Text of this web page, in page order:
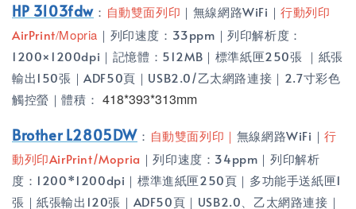
HP 3103fdw ： 自動雙面列印 ｜無線網路WiFi｜行動列印
AirPrint/Mopria ｜列印速度：33ppm｜列印解析度：
1200×1200dpi｜記憶體：512MB｜標準紙匣250張 ｜紙張
輸出150張｜ADF50頁｜USB2.0/乙太網路連接｜2.7寸彩色
觸控螢｜體積： 418*393*313mm
Brother L2805DW ： 自動雙面列印 ｜ 無線網路WiFi｜行
動列印AirPrint/Mopria ｜列印速度：34ppm｜列印解析
度：1200*1200dpi｜標準進紙匣250頁｜多功能手送紙匣1
張｜紙張輸出120張｜ADF50頁｜USB2.0、乙太網路連接｜